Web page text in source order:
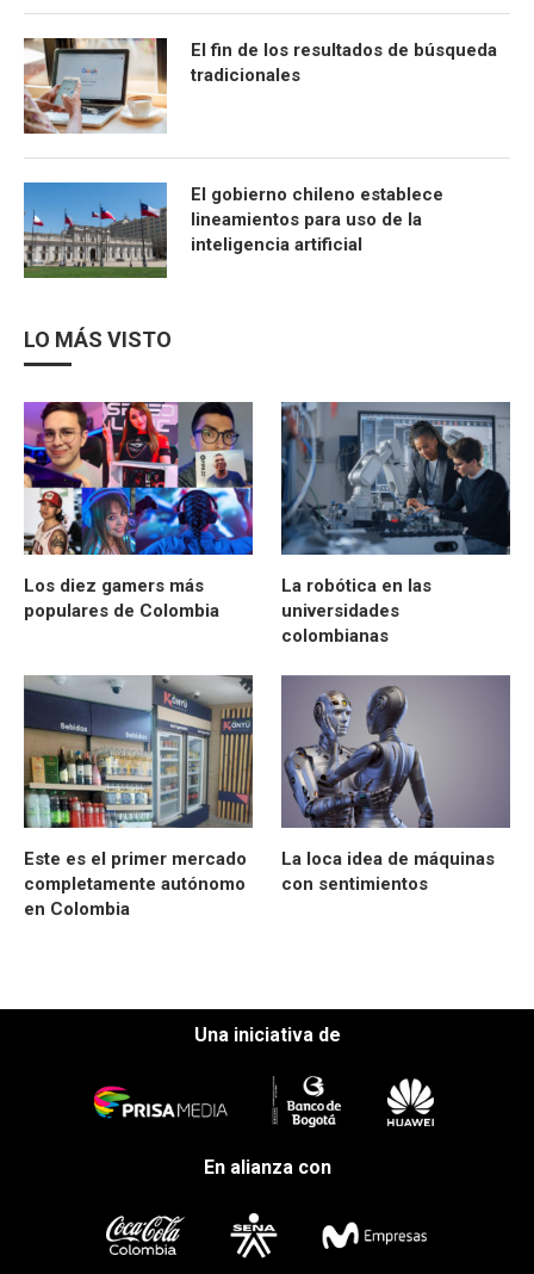
El fin de los resultados de búsqueda
tradicionales
El gobierno chileno establece
lineamientos para uso de la
inteligencia artificial
LO MÁS VISTO
Los diez gamers más
populares de Colombia
La robótica en las
universidades
colombianas
Este es el primer mercado
completamente autónomo
en Colombia
La loca idea de máquinas
con sentimientos
Una iniciativa de
En alianza con